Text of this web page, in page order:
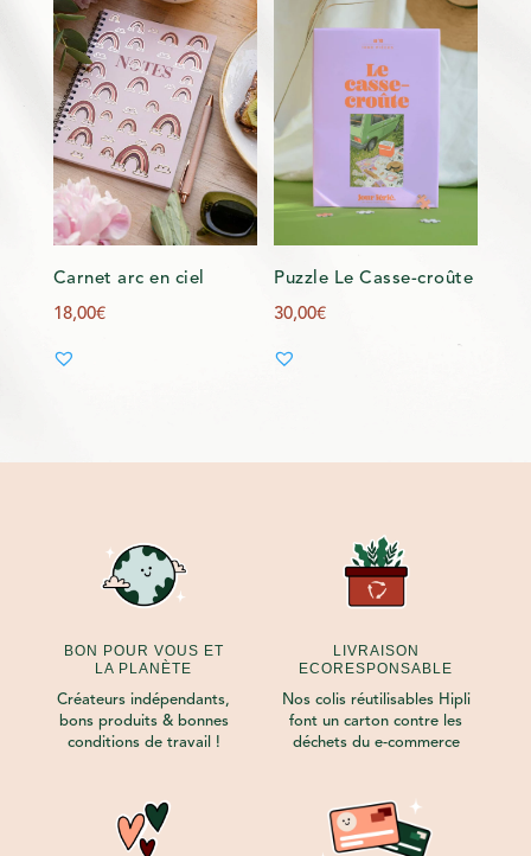
Carnet arc en ciel
18,00€
Puzzle Le Casse-croûte
30,00€
BON POUR VOUS ET
LA PLANÈTE
Créateurs indépendants,
bons produits & bonnes
conditions de travail !
LIVRAISON
ECORESPONSABLE
Nos colis réutilisables Hipli
font un carton contre les
déchets du e-commerce